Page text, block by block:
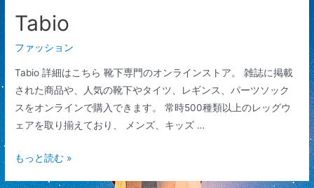
Tabio
ファッション
Tabio 詳細はこちら 靴下専門のオンラインストア。 雑誌に掲載
された商品や、人気の靴下やタイツ、レギンス、パーツソック
スをオンラインで購入できます。 常時500種類以上のレッグウ
ェアを取り揃えており、 メンズ、キッズ …
Tabio
もっと読む »